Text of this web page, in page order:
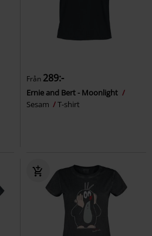
Från 289:-
Ernie and Bert - Moonlight
Sesam
T-shirt